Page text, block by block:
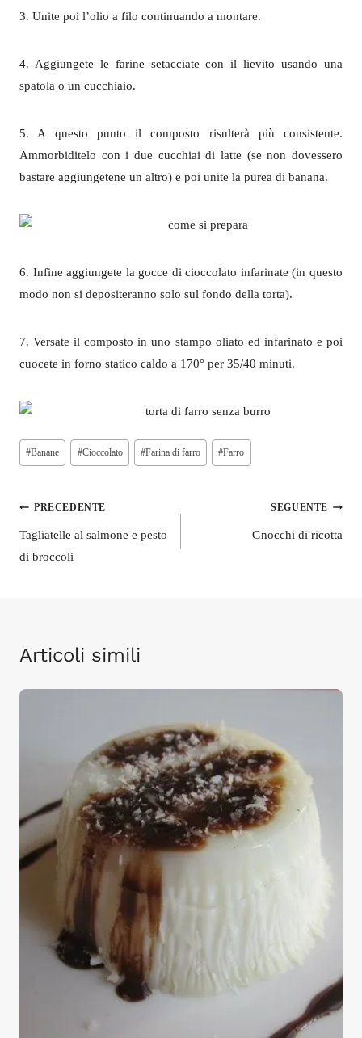
3. Unite poi l’olio a filo continuando a montare.
4. Aggiungete le farine setacciate con il lievito usando una
spatola o un cucchiaio.
5. A questo punto il composto risulterà più consistente.
Ammorbiditelo con i due cucchiai di latte (se non dovessero
bastare aggiungetene un altro) e poi unite la purea di banana.
6. Infine aggiungete la gocce di cioccolato infarinate (in questo
modo non si depositeranno solo sul fondo della torta).
7. Versate il composto in uno stampo oliato ed infarinato e poi
cuocete in forno statico caldo a 170° per 35/40 minuti.
Tag
articolo:
#Banane #Cioccolato #Farina di farro #Farro
Navigazione
articoli
PRECEDENTE
Tagliatelle al salmone e pesto
di broccoli
SEGUENTE
Gnocchi di ricotta
Articoli simili